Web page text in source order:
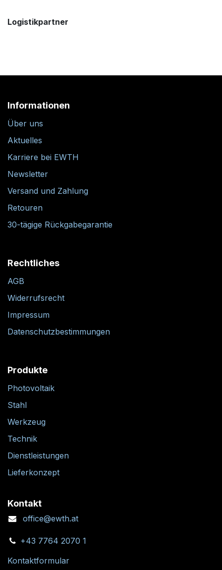
Logistikpartner
Informationen
Über uns
Aktuelles
Karriere bei EWTH
Newsletter
Versand und Zahlung
Retouren
30-tägige Rückgabegarantie
Rechtliches
AGB
Widerrufsrecht
Impressum
Datenschutzbestimmungen
Produkte
Photovoltaik
Stahl
Werkzeug
Technik
Dienstleistungen
Lieferkonzept
Kontakt
office@ewth.at
+43 7764 2070 1
Kontaktformular